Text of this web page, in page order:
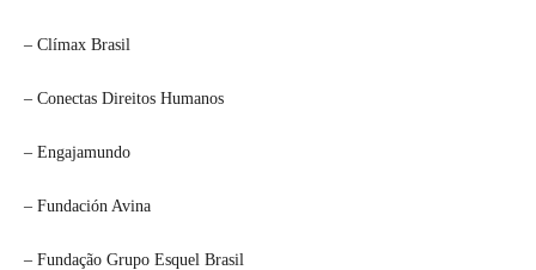
– Clímax Brasil
– Conectas Direitos Humanos
– Engajamundo
– Fundación Avina
– Fundação Grupo Esquel Brasil